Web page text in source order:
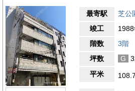
最寄駅 芝公
竣工
階数
3階
坪数
G
平米